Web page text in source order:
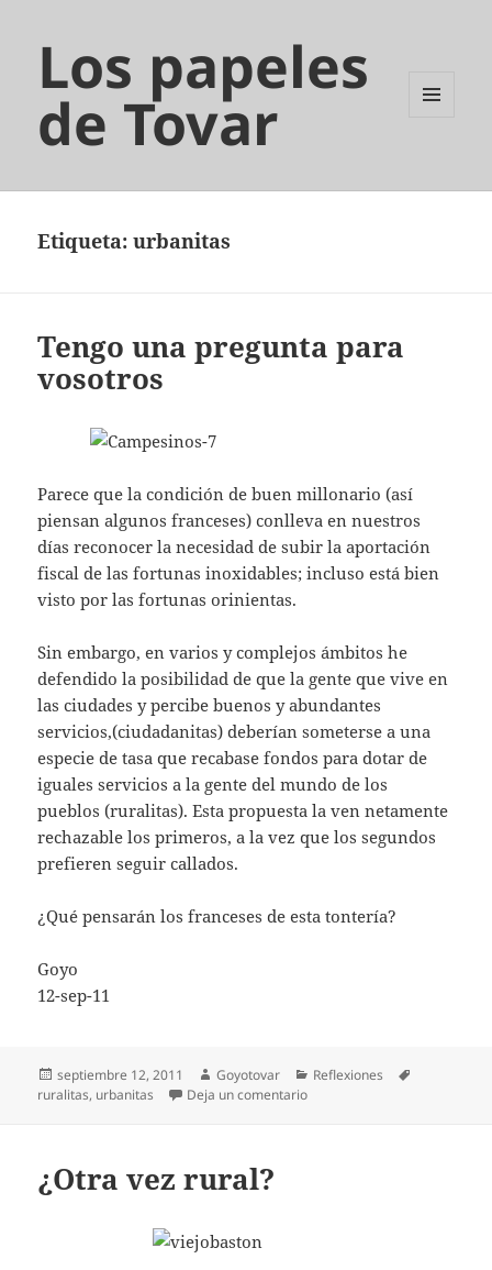
Los papeles
de Tovar
Etiqueta:urbanitas
Tengo una pregunta para
vosotros
Parece que la condición de buen millonario (así
piensan algunos franceses) conlleva en nuestros
días reconocer la necesidad de subir la aportación
fiscal de las fortunas inoxidables; incluso está bien
visto por las fortunas orinientas.
Sin embargo, en varios y complejos ámbitos he
defendido la posibilidad de que la gente que vive en
las ciudades y percibe buenos y abundantes
servicios,(ciudadanitas) deberían someterse a una
especie de tasa que recabase fondos para dotar de
iguales servicios a la gente del mundo de los
pueblos (ruralitas). Esta propuesta la ven netamente
rechazable los primeros, a la vez que los segundos
prefieren seguir callados.
¿Qué pensarán los franceses de esta tontería?
Goyo
12-sep-11
Publicado
el
septiembre 12, 2011 Autor
Goyotovar Categorías
Reflexiones
ruralitas, urbanitas Deja un comentarioen Tengo una pregunta para
¿Otra vez rural?